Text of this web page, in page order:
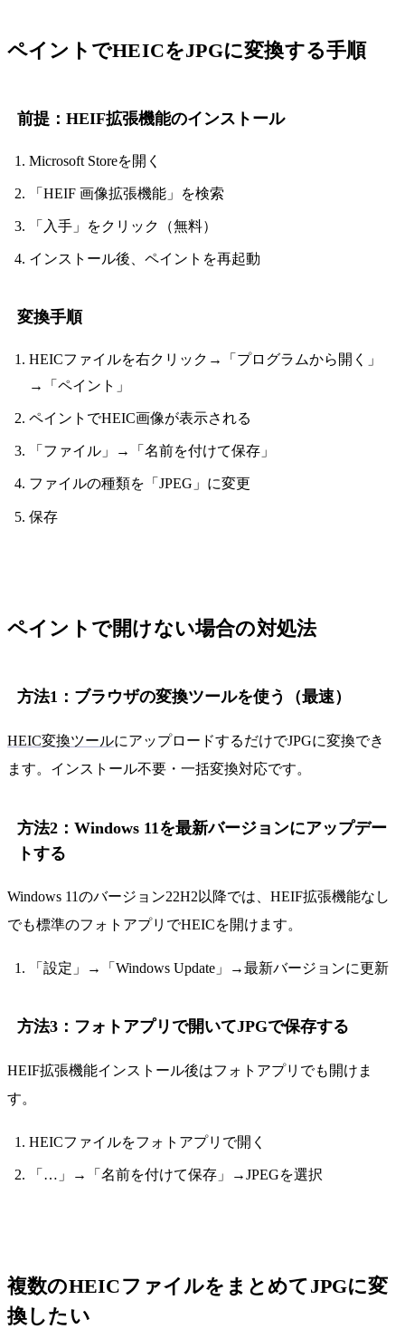
ペイントでHEICをJPGに変換する手順
前提：HEIF拡張機能のインストール
Microsoft Storeを開く
「HEIF 画像拡張機能」を検索
「入手」をクリック（無料）
インストール後、ペイントを再起動
変換手順
HEICファイルを右クリック→「プログラムから開く」
→「ペイント」
ペイントでHEIC画像が表示される
「ファイル」→「名前を付けて保存」
ファイルの種類を「JPEG」に変更
保存
ペイントで開けない場合の対処法
方法1：ブラウザの変換ツールを使う（最速）
HEIC変換ツールにアップロードするだけでJPGに変換でき
ます。インストール不要・一括変換対応です。
方法2：Windows 11を最新バージョンにアップデー
トする
Windows 11のバージョン22H2以降では、HEIF拡張機能なし
でも標準のフォトアプリでHEICを開けます。
「設定」→「Windows Update」→最新バージョンに更新
方法3：フォトアプリで開いてJPGで保存する
HEIF拡張機能インストール後はフォトアプリでも開けま
す。
HEICファイルをフォトアプリで開く
「…」→「名前を付けて保存」→JPEGを選択
複数のHEICファイルをまとめてJPGに変
換したい